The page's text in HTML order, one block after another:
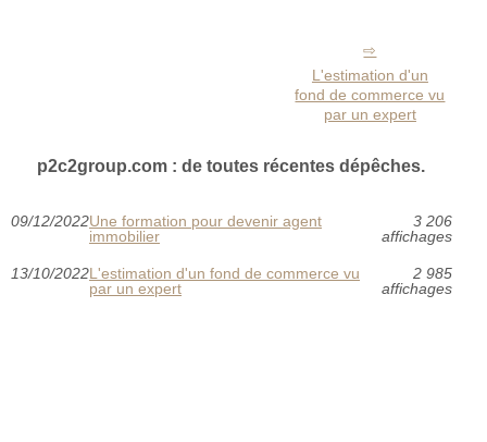
L'estimation d'un
fond de commerce vu
par un expert
p2c2group.com : de toutes récentes dépêches.
09/12/2022Une formation pour devenir agent
immobilier
3 206
affichages
13/10/2022L'estimation d'un fond de commerce vu
par un expert
2 985
affichages